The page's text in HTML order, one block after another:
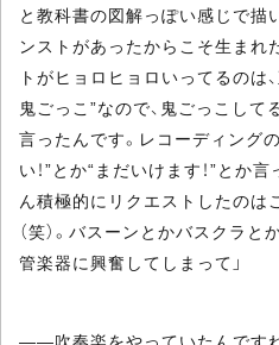
と教科書の図解っぽい感じで描
ンストがあったからこそ生まれ
トがヒョロヒョロいってるのは
鬼ごっこ”なので、鬼ごっこし
言ったんです。レコーディング
い！”とか“まだいけます！”とか
ん積極的にリクエストしたのは
（笑）。バスーンとかバスクラ
管楽器に興奮してしまって」
――吹奏楽をやっていたんです